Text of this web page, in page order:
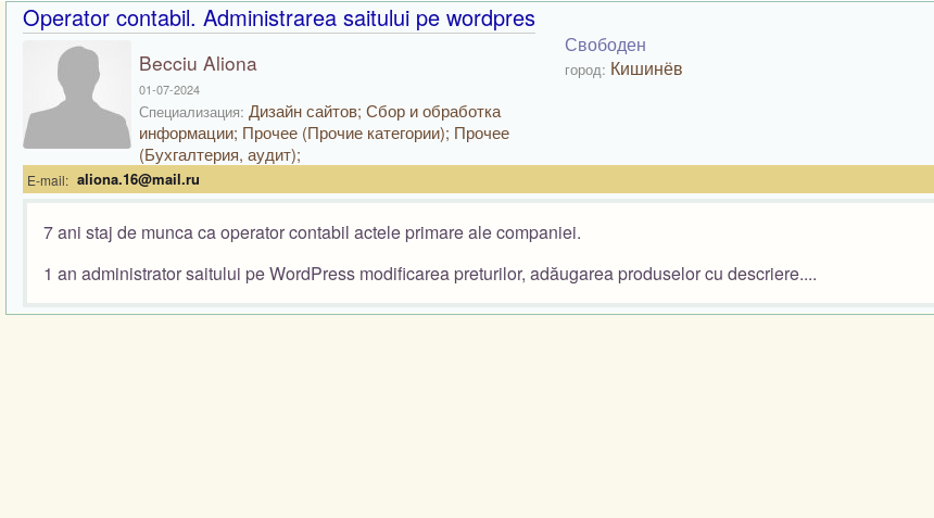
Operator contabil. Administrarea saitului pe wordpres
Becciu Aliona
01-07-2024
Специализация: Дизайн сайтов; Сбор и обработка
информации; Прочее (Прочие категории); Прочее
(Бухгалтерия, аудит);
Свободен
город: Кишинёв
E-mail: aliona.16@mail.ru
7 ani staj de munca ca operator contabil actele primare ale companiei.
1 an administrator saitului pe WordPress modificarea preturilor, adăugarea produselor cu descriere....